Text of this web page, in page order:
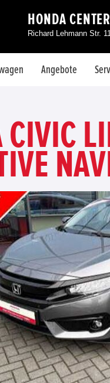
HONDA
Richard Lehmann Str.
Angebote
CIVIC